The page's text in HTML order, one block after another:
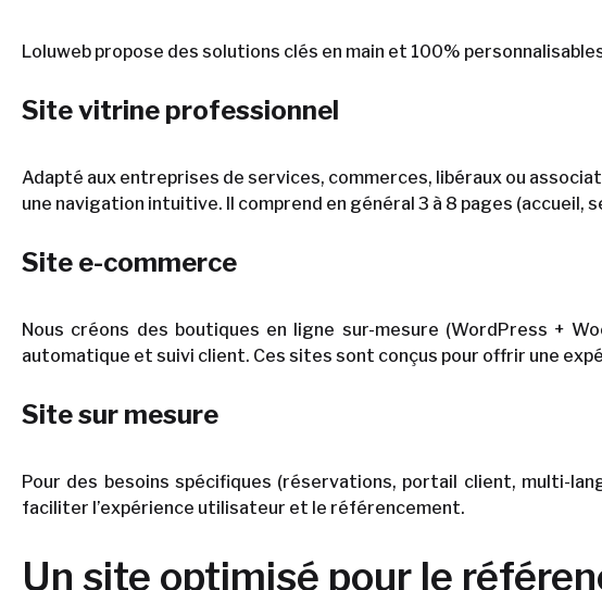
Loluweb propose des solutions clés en main et 100%
Site vitrine professionnel
Adapté aux entreprises de services, commerces, libéraux ou
une navigation intuitive. Il comprend en général 3 à 8 pages (accueil,
Site e-commerce
Nous créons des boutiques en ligne sur-mesure (WordPress +
automatique et suivi client. Ces sites sont conçus pour offrir une
Site sur mesure
Pour des besoins spécifiques (réservations, portail client, multi-
faciliter l’expérience utilisateur et le référencement.
Un site optimisé pour le